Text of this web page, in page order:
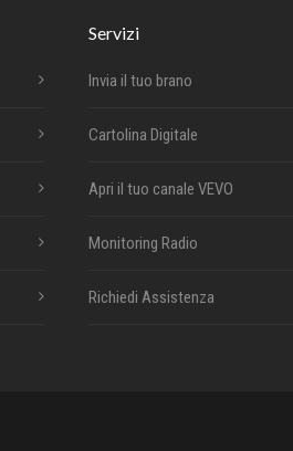
Servizi
Invia il tuo brano
Cartolina Digitale
Apri il tuo canale VEVO
Monitoring Radio
Richiedi Assistenza